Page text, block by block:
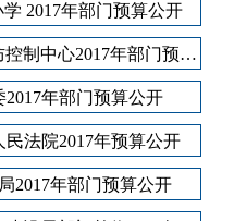
2017年部门预算公开
克孜勒苏柯尔克孜自治州疾病预防控制中心2017年部门预算公开
年部门预算公开
法院2017年预算公开
2017年部门预算公开